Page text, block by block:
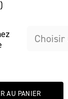
AU PANIER